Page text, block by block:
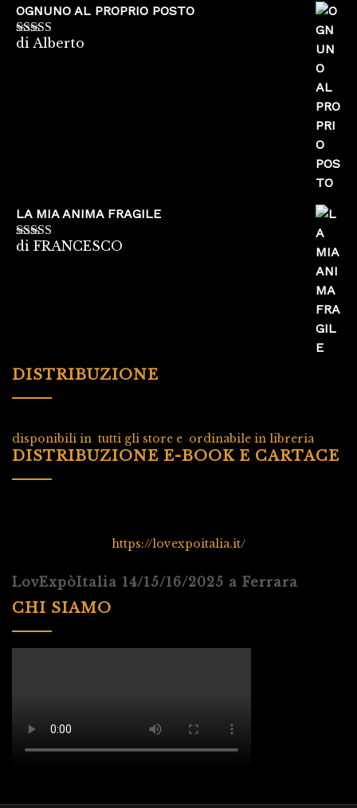
OGNUNO AL PROPRIO POSTO
Valutato5su
di Alberto
LA MIA ANIMA FRAGILE
Valutato5su
di FRANCESCO
DISTRIBUZIONE
disponibili in tutti gli store e ordinabile in libreria
DISTRIBUZIONE E-BOOK E CARTACE
https://lovexpoitalia.it/
LovExpòItalia 14/15/16/2025 a Ferrara
CHI SIAMO